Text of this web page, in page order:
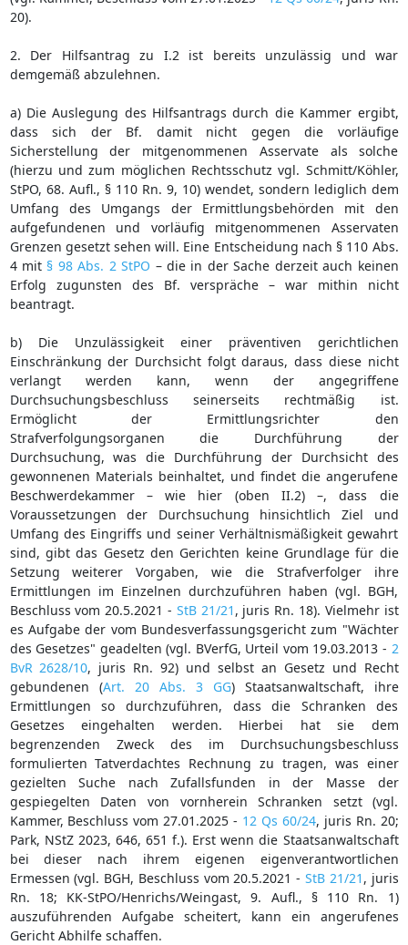
20).
2. Der Hilfsantrag zu I.2 ist bereits unzulässig und war
demgemäß abzulehnen.
a) Die Auslegung des Hilfsantrags durch die Kammer ergibt,
dass sich der Bf. damit nicht gegen die vorläufige
Sicherstellung der mitgenommenen Asservate als solche
(hierzu und zum möglichen Rechtsschutz vgl. Schmitt/Köhler,
StPO, 68. Aufl., § 110 Rn. 9, 10) wendet, sondern lediglich dem
Umfang des Umgangs der Ermittlungsbehörden mit den
aufgefundenen und vorläufig mitgenommenen Asservaten
Grenzen gesetzt sehen will. Eine Entscheidung nach § 110 Abs.
4 mit § 98 Abs. 2 StPO – die in der Sache derzeit auch keinen
Erfolg zugunsten des Bf. verspräche – war mithin nicht
beantragt.
b) Die Unzulässigkeit einer präventiven gerichtlichen
Einschränkung der Durchsicht folgt daraus, dass diese nicht
verlangt werden kann, wenn der angegriffene
Durchsuchungsbeschluss seinerseits rechtmäßig ist.
Ermöglicht der Ermittlungsrichter den
Strafverfolgungsorganen die Durchführung der
Durchsuchung, was die Durchführung der Durchsicht des
gewonnenen Materials beinhaltet, und findet die angerufene
Beschwerdekammer – wie hier (oben II.2) –, dass die
Voraussetzungen der Durchsuchung hinsichtlich Ziel und
Umfang des Eingriffs und seiner Verhältnismäßigkeit gewahrt
sind, gibt das Gesetz den Gerichten keine Grundlage für die
Setzung weiterer Vorgaben, wie die Strafverfolger ihre
Ermittlungen im Einzelnen durchzuführen haben (vgl. BGH,
Beschluss vom 20.5.2021 - StB 21/21 , juris Rn. 18). Vielmehr ist
es Aufgabe der vom Bundesverfassungsgericht zum "Wächter
des Gesetzes" geadelten (vgl. BVerfG, Urteil vom 19.03.2013 - 2
BvR 2628/10, juris Rn. 92) und selbst an Gesetz und Recht
gebundenen (Art. 20 Abs. 3 GG) Staatsanwaltschaft, ihre
Ermittlungen so durchzuführen, dass die Schranken des
Gesetzes eingehalten werden. Hierbei hat sie dem
begrenzenden Zweck des im Durchsuchungsbeschluss
formulierten Tatverdachtes Rechnung zu tragen, was einer
gezielten Suche nach Zufallsfunden in der Masse der
gespiegelten Daten von vornherein Schranken setzt (vgl.
Kammer, Beschluss vom 27.01.2025 - 12 Qs 60/24, juris Rn. 20;
Park, NStZ 2023, 646, 651 f.). Erst wenn die Staatsanwaltschaft
bei dieser nach ihrem eigenen eigenverantwortlichen
Ermessen (vgl. BGH, Beschluss vom 20.5.2021 - StB 21/21 , juris
Rn. 18; KK-StPO/Henrichs/Weingast, 9. Aufl., § 110 Rn. 1)
auszuführenden Aufgabe scheitert, kann ein angerufenes
Gericht Abhilfe schaffen.